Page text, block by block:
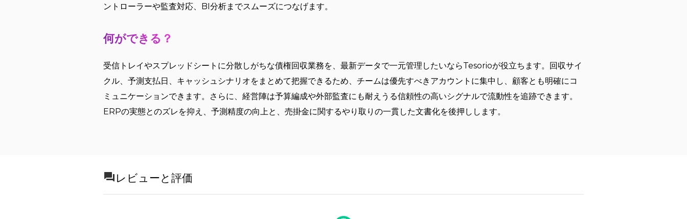
ントローラーや監査対応、BI分析までスムーズにつなげます。
何ができる？
受信トレイやスプレッドシートに分散しがちな債権回収業務を、最新データで一元管理したいならTesorioが役立ちます。回収サイ
クル、予測支払日、キャッシュシナリオをまとめて把握できるため、チームは優先すべきアカウントに集中し、顧客とも明確にコ
ミュニケーションできます。さらに、経営陣は予算編成や外部監査にも耐えうる信頼性の高いシグナルで流動性を追跡できます。
ERPの実態とのズレを抑え、予測精度の向上と、売掛金に関するやり取りの一貫した文書化を後押しします。
レビューと評価